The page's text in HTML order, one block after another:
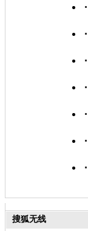
搜狐无线